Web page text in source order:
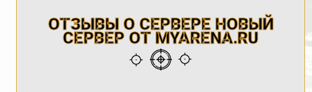
ОТЗЫВЫ О СЕРВЕРЕ НОВЫЙ
СЕРВЕР ОТ MYARENA.RU